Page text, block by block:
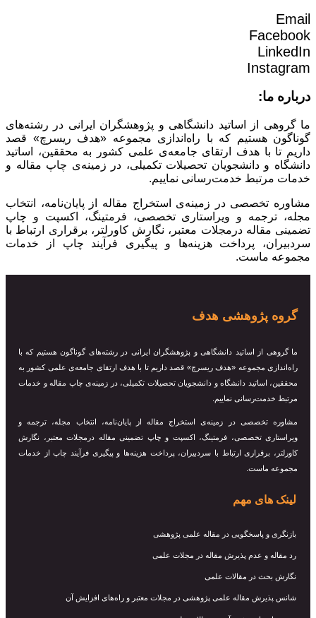
Email
Facebook
LinkedIn
Instagram
درباره ما:
ما گروهی از اساتید دانشگاهی و پژوهشگران ایرانی در رشته‌های
گوناگون هستیم که با راه‌اندازی مجموعه «هدف ریسرچ» قصد
داریم تا با هدف ارتقای جامعه‌ی علمی کشور به محققین، اساتید
دانشگاه و دانشجویان تحصیلات تکمیلی، در زمینه‌ی چاپ مقاله و
خدمات مرتبط خدمت‌رسانی نماییم.
مشاوره تخصصی در زمینه‌ی استخراج مقاله از پایان‌نامه، انتخاب
مجله، ترجمه و ویراستاری تخصصی، فرمتینگ، اکسپت و چاپ
تضمینی مقاله درمجلات معتبر، نگارش کاورلتر، برقراری ارتباط با
سردبیران، پرداخت هزینه‌ها و پیگیری فرآیند چاپ از خدمات
مجموعه ماست.
گروه پژوهشی هدف
ما گروهی از اساتید دانشگاهی و پژوهشگران ایرانی در رشته‌های گوناگون هستیم که با
راه‌اندازی مجموعه «هدف ریسرچ» قصد داریم تا با هدف ارتقای جامعه‌ی علمی کشور به
محققین، اساتید دانشگاه و دانشجویان تحصیلات تکمیلی، در زمینه‌ی چاپ مقاله و خدمات
مرتبط خدمت‌رسانی نماییم.
مشاوره تخصصی در زمینه‌ی استخراج مقاله از پایان‌نامه، انتخاب مجله، ترجمه و
ویراستاری تخصصی، فرمتینگ، اکسپت و چاپ تضمینی مقاله درمجلات معتبر، نگارش
کاورلتر، برقراری ارتباط با سردبیران، پرداخت هزینه‌ها و پیگیری فرآیند چاپ از خدمات
مجموعه ماست.
لینک های مهم
بازنگری و پاسخگویی در مقاله علمی پژوهشی
رد مقاله و عدم پذیرش مقاله در مجلات علمی
نگارش بحث در مقالات علمی
شانس پذیرش مقاله علمی پژوهشی در مجلات معتبر و راه‌های افزایش آن